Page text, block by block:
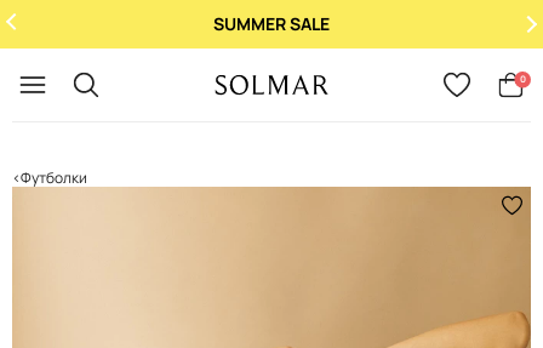
SUMMER SALE
0
Футболки